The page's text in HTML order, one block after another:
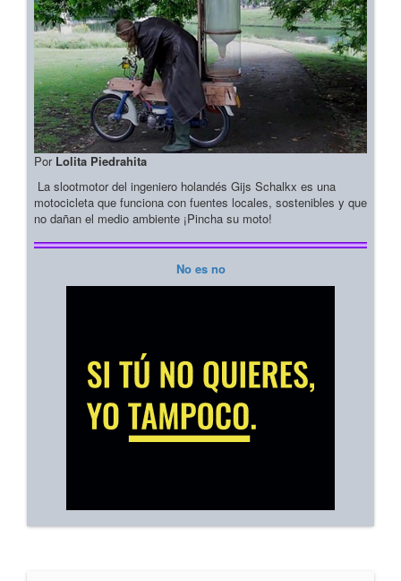
Por Lolita Piedrahita
La slootmotor del ingeniero holandés Gijs Schalkx es una
motocicleta que funciona con fuentes locales, sostenibles y que
no dañan el medio ambiente ¡Pincha su moto!
No es no